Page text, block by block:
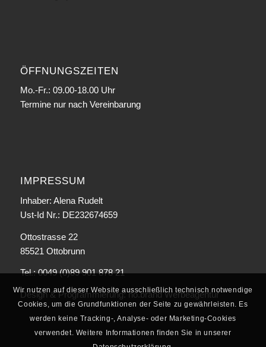
ÖFFNUNGSZEITEN
Mo.-Fr.: 09.00-18.00 Uhr
Termine nur nach Vereinbarung
IMPRESSUM
Inhaber: Alena Rudelt
Ust-Id Nr.: DE232674659
Ottostrasse 22
85521 Ottobrunn
Tel.: 0049 (0)89 901 878 21
Design & Programmierung:no.brand Werbeagentur
Wir nutzen auf dieser Website ausschließlich technisch notwendige
Cookies, um die Grundfunktionen der Seite zu gewährleisten. Es
werden keine Tracking-, Analyse- oder Marketing-Cookies
verwendet. Weitere Informationen finden Sie in unserer